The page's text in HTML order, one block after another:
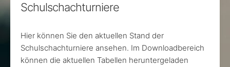
Schulschachturniere
Hier können Sie den aktuellen Stand der
Schulschachturniere ansehen. Im Downloadbereich
können die aktuellen Tabellen heruntergeladen